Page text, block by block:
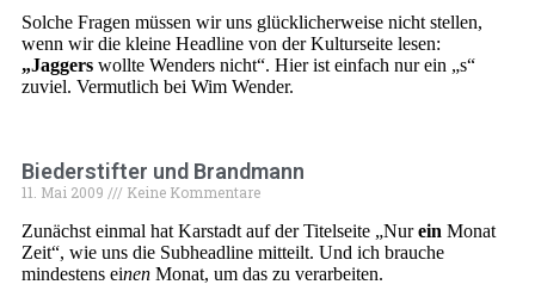
Solche Fragen müssen wir uns glücklicherweise nicht stellen,
wenn wir die kleine Headline von der Kulturseite lesen:
„Jaggers wollte Wenders nicht“. Hier ist einfach nur ein „s“
zuviel. Vermutlich bei Wim Wender.
Biederstifter und Brandmann
11. Mai 2009 Keine Kommentare
Zunächst einmal hat Karstadt auf der Titelseite „Nurein Monat
Zeit“, wie uns die Subheadline mitteilt. Und ich brauche
mindestens einen Monat, um das zu verarbeiten.